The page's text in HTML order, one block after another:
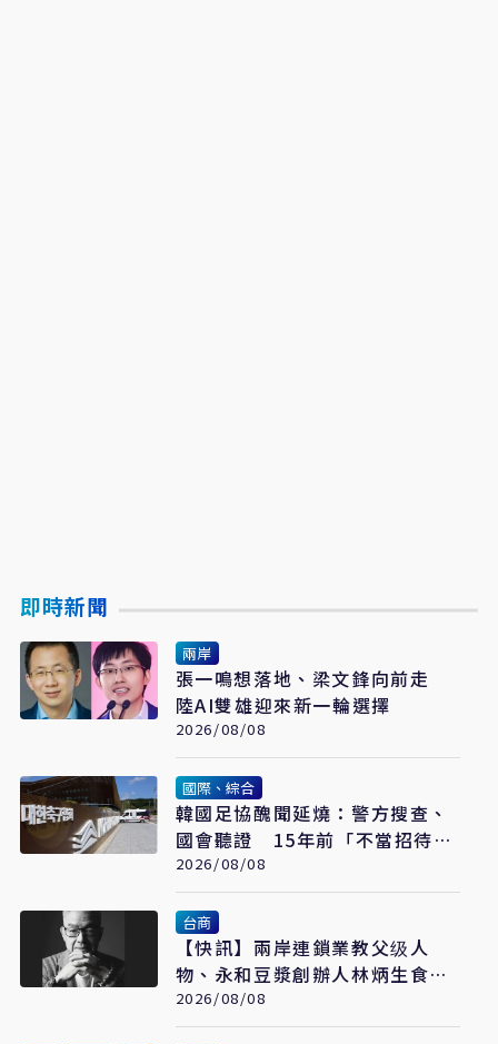
即時新聞
兩岸
張一鳴想落地、梁文鋒向前走
陸AI雙雄迎來新一輪選擇
2026/08/08
國際、綜合
韓國足協醜聞延燒：警方搜查、
國會聽證 15年前「不當招待」
疑雲重見天日
2026/08/08
台商
【快訊】兩岸連鎖業教父级人
物、永和豆漿創辦人林炳生食道
癌病逝 享年70歲
2026/08/08